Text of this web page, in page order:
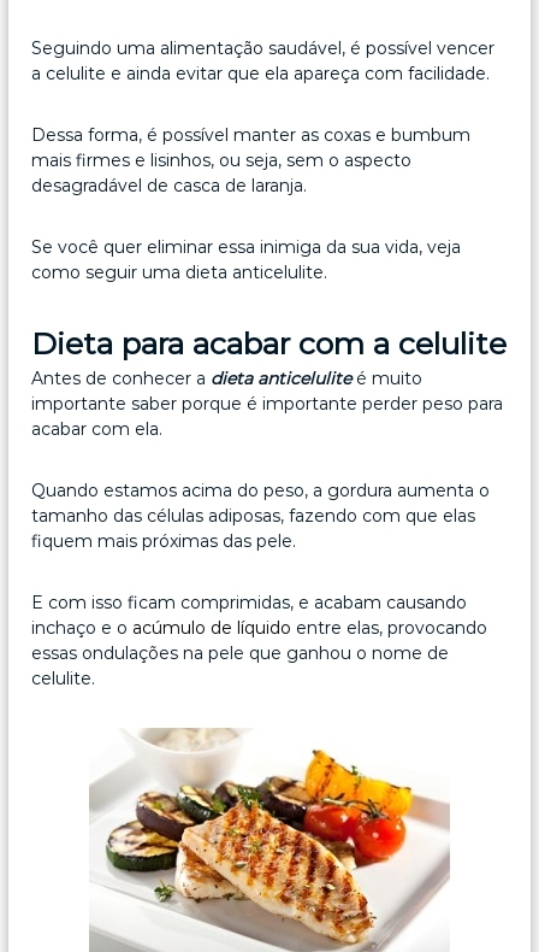
Seguindo uma alimentação saudável, é possível vencer
a celulite e ainda evitar que ela apareça com facilidade.
Dessa forma, é possível manter as coxas e bumbum
mais firmes e lisinhos, ou seja, sem o aspecto
desagradável de casca de laranja.
Se você quer eliminar essa inimiga da sua vida, veja
como seguir uma dieta anticelulite.
Dieta para acabar com a celulite
Antes de conhecer a dieta anticeluliteé muito
importante saber porque é importante perder peso para
acabar com ela.
Quando estamos acima do peso, a gordura aumenta o
tamanho das células adiposas, fazendo com que elas
fiquem mais próximas das pele.
E com isso ficam comprimidas, e acabam causando
inchaço e o acúmulo de líquido entre elas, provocando
essas ondulações na pele que ganhou o nome de
celulite.